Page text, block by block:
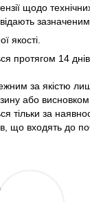
щодо
якості.
протягом 14
за якістю
або
тільки за
що входять до